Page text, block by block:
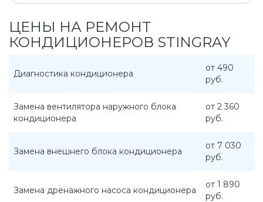
ЦЕНЫ НА РЕМОНТ
КОНДИЦИОНЕРОВ STINGRAY
Диагностика кондиционера
от 490
руб.
Замена вентилятора наружного блока
кондиционера
от 2 360
руб.
Замена внешнего блока кондиционера
от 7 030
руб.
Замена дренажного насоса кондиционера
от 1 890
руб.